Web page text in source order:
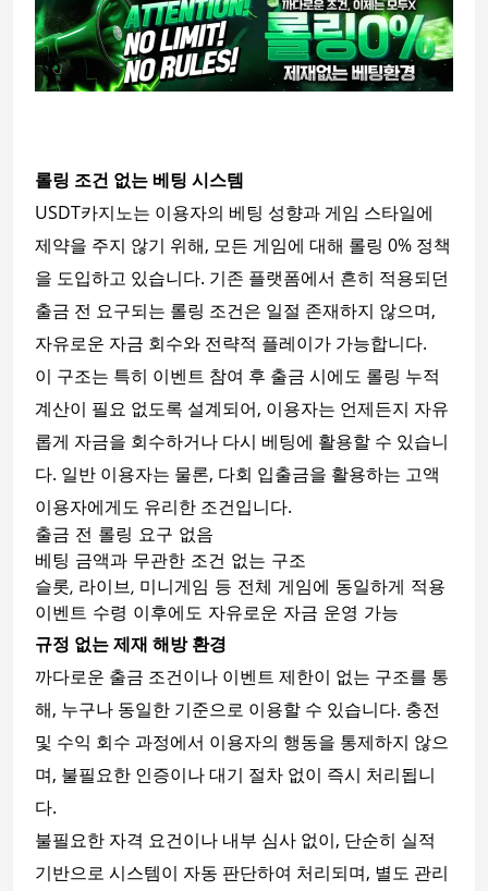
롤링 조건 없는 베팅 시스템
USDT카지노는 이용자의 베팅 성향과 게임 스타일에
제약을 주지 않기 위해, 모든 게임에 대해 롤링 0% 정책
을 도입하고 있습니다. 기존 플랫폼에서 흔히 적용되던
출금 전 요구되는 롤링 조건은 일절 존재하지 않으며,
자유로운 자금 회수와 전략적 플레이가 가능합니다.
이 구조는 특히 이벤트 참여 후 출금 시에도 롤링 누적
계산이 필요 없도록 설계되어, 이용자는 언제든지 자유
롭게 자금을 회수하거나 다시 베팅에 활용할 수 있습니
다. 일반 이용자는 물론, 다회 입출금을 활용하는 고액
이용자에게도 유리한 조건입니다.
출금 전 롤링 요구 없음
베팅 금액과 무관한 조건 없는 구조
슬롯, 라이브, 미니게임 등 전체 게임에 동일하게 적용
이벤트 수령 이후에도 자유로운 자금 운영 가능
규정 없는 제재 해방 환경
까다로운 출금 조건이나 이벤트 제한이 없는 구조를 통
해, 누구나 동일한 기준으로 이용할 수 있습니다. 충전
및 수익 회수 과정에서 이용자의 행동을 통제하지 않으
며, 불필요한 인증이나 대기 절차 없이 즉시 처리됩니
다.
불필요한 자격 요건이나 내부 심사 없이, 단순히 실적
기반으로 시스템이 자동 판단하여 처리되며, 별도 관리